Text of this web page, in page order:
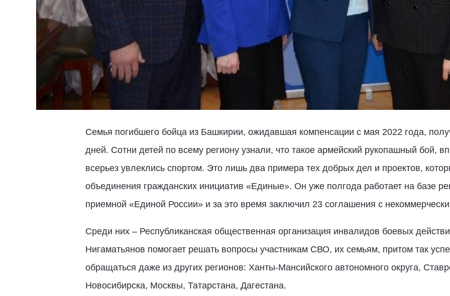
Семья погибшего бойца из Башкирии, ожидавшая компенсации с мая 2022 года,
дней. Сотни детей по всему региону узнали, что такое армейский рукопашный бой,
всерьез увлеклись спортом. Это лишь два примера тех добрых дел и проектов,
объединения гражданских инициатив «Единые». Он уже полгода работает на базе
приемной «Единой России» и за это время заключил 23 соглашения с
Среди них – Республиканская общественная организация инвалидов боевых
Нигаматьянов помогает решать вопросы участникам СВО, их семьям, притом так
обращаться даже из других регионов: Ханты-Мансийского автономного округа,
Новосибирска, Москвы, Татарстана, Дагестана.